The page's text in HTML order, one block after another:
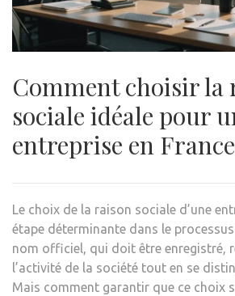
Comment choisir la
sociale idéale pour
entreprise en France
Le choix de la raison sociale d’une
étape déterminante dans le
nom officiel, qui doit être enregistré,
l’activité de la société tout en se
Mais comment garantir que ce choix